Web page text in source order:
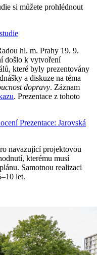
si můžete prohlédnout
hl. m. Prahy 19. 9.
došlo k vytvoření
které byly prezentovány
a diskuze na téma
dopravy. Záznam
. Prezentace z tohoto
Prezentace: Jarovská
navazující projektovou
kterému musí
Samotnou realizaci
let.